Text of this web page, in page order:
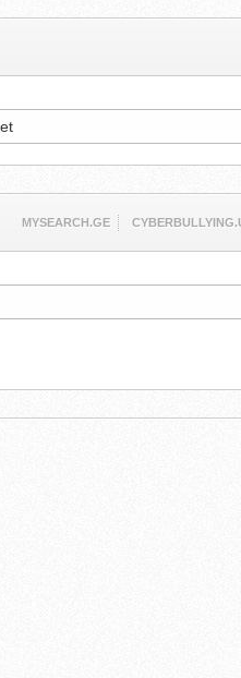
MYSEARCH.GE